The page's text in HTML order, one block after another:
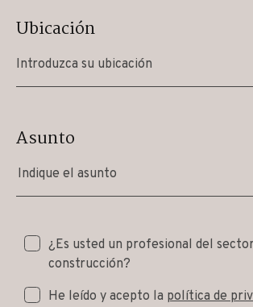
Ubicación
Asunto
Indique el asunto
¿Es usted un profesional del
construcción?
He leído y acepto la política de